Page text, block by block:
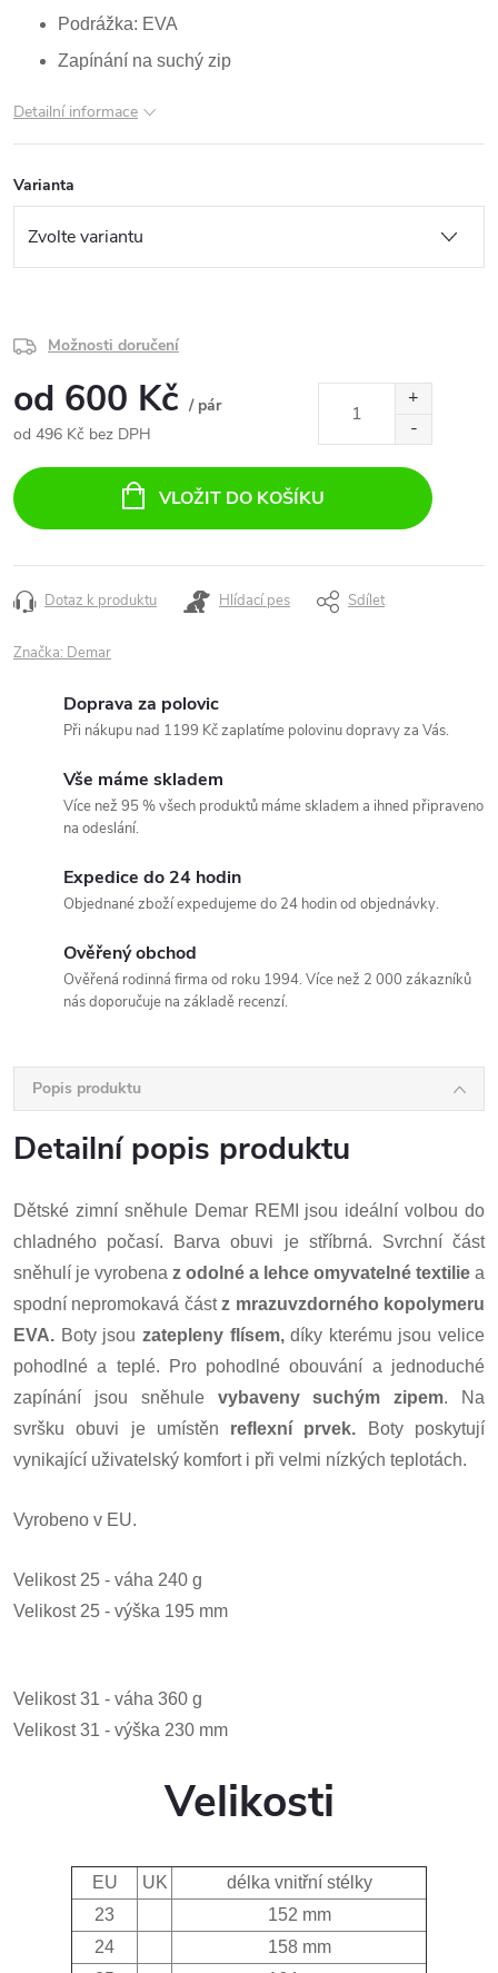
Podrážka: EVA
Zapínání na suchý zip
Detailní informace
Varianta
Možnosti doručení
od 600 Kč / pár
od 496 Kč bez DPH
cena:
VLOŽIT DO KOŠÍKU
Dotaz k produktu Hlídací pes Sdílet
Značka: Demar
Doprava za polovic
Při nákupu nad 1199 Kč zaplatíme polovinu dopravy za Vás.
Vše máme skladem
Více než 95 % všech produktů máme skladem a ihned připraveno
na odeslání.
Expedice do 24 hodin
Objednané zboží expedujeme do 24 hodin od objednávky.
Ověřený obchod
Ověřená rodinná firma od roku 1994. Více než 2 000 zákazníků
nás doporučuje na základě recenzí.
Popis produktu
Detailní popis produktu
Dětské zimní sněhule Demar REMI jsou ideální volbou do
chladného počasí. Barva obuvi je stříbrná. Svrchní část
sněhulí je vyrobena z odolné a lehce omyvatelné textilie a
spodní nepromokavá částz mrazuvzdorného kopolymeru
EVA. Boty jsou zatepleny flísem,díky kterému jsou velice
pohodlné a teplé. Pro pohodlné obouvání a jednoduché
zapínání jsou sněhule vybaveny suchým zipem. Na
svršku obuvi je umístěn reflexní prvek. Boty poskytují
vynikající uživatelský komfort i při velmi nízkých teplotách.
Vyrobeno v EU.
Velikost 25 - váha 240 g
Velikost 25 - výška 195 mm
Velikost 31 - váha 360 g
Velikost 31 - výška 230 mm
Velikosti
EU UK
délka vnitřní stélky
23
152 mm
24
158 mm